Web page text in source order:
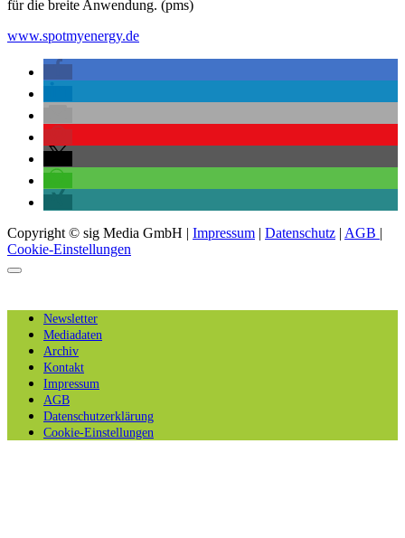
für die breite Anwendung. (pms)
www.spotmyenergy.de
Copyright © sig Media GmbH | Impressum | Datenschutz | AGB |
Cookie-Einstellungen
Newsletter
Mediadaten
Archiv
Kontakt
Impressum
AGB
Datenschutzerklärung
Cookie-Einstellungen